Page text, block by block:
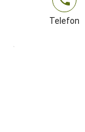
Telefon